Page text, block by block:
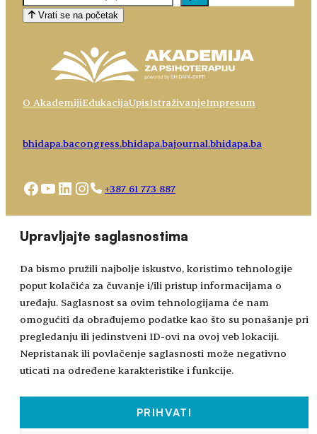
Upravljajte saglasnostima
Da bismo pružili najbolje iskustvo, koristimo tehnologije
poput kolačića za čuvanje i/ili pristup informacijama o
uređaju. Saglasnost sa ovim tehnologijama će nam
omogućiti da obrađujemo podatke kao što su ponašanje pri
pregledanju ili jedinstveni ID-ovi na ovoj veb lokaciji.
Nepristanak ili povlačenje saglasnosti može negativno
uticati na određene karakteristike i funkcije.
PRIHVATI
Vrati se na početak
O AkademijiEdukacijaUpisIstraživanjeImpresum
bhidapa.bacongress.bhidapa.bajournal.bhidapa.ba
Facebook
YouTube
LinkedIn
Instagram
+387 61 773 887
academy@bhidapa.ba
Choose
language
Sva prava zadržana © 2024-2026.